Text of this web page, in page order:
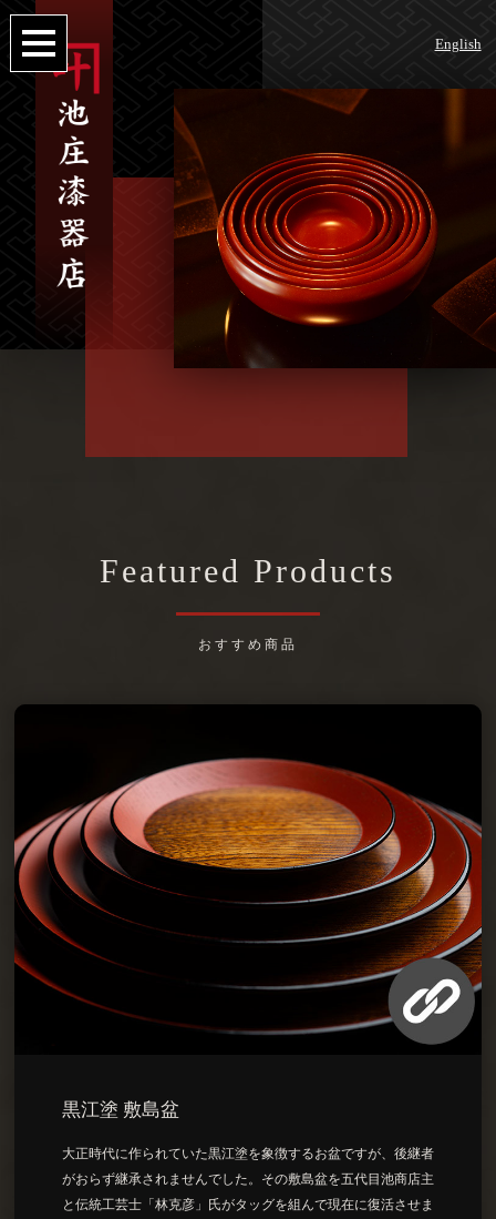
English
Featured Products
おすすめ商品
黒江塗 敷島盆
大正時代に作られていた黒江塗を象徴するお盆ですが、後継者
がおらず継承されませんでした。その敷島盆を五代目池商店主
と伝統工芸士「林克彦」氏がタッグを組んで現在に復活させま